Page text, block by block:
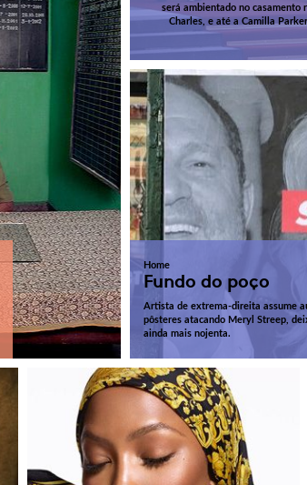
será ambientado no casamento
Charles, e até a Camilla
Home
Fundo do poço
Artista de extrema-direita assume
pôsteres atacando Meryl Streep,
ainda mais nojenta.